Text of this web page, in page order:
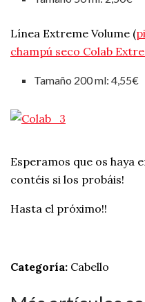
Línea Extreme Volume (
champú seco Colab
Tamaño 200 ml: 4,55€
Esperamos que os haya
contéis si los probáis!
Hasta el próximo!!
Categoría: Cabello